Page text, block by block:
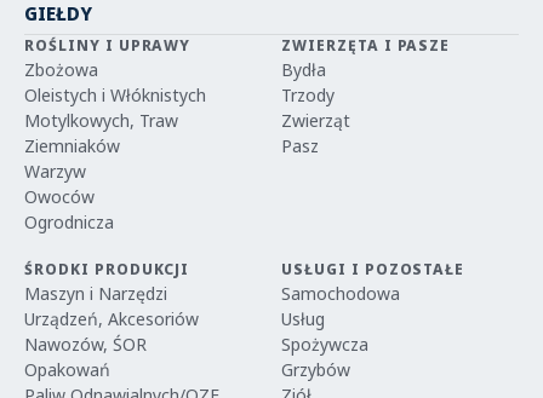
GIEŁDY
ROŚLINY I UPRAWY
Zbożowa
Oleistych i Włóknistych
Motylkowych, Traw
Ziemniaków
Warzyw
Owoców
Ogrodnicza
ZWIERZĘTA I PASZE
Bydła
Trzody
Zwierząt
Pasz
ŚRODKI PRODUKCJI
Maszyn i Narzędzi
Urządzeń, Akcesoriów
Nawozów, ŚOR
Opakowań
USŁUGI I POZOSTAŁE
Samochodowa
Usług
Spożywcza
Grzybów